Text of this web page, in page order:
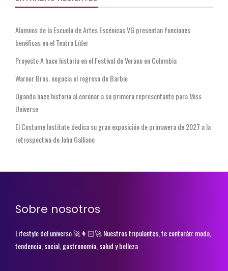
Alumnos de la Escuela de Artes Escénicas VG presentan funciones
benéficas en el Teatro Líder
Proyecto A hace historia en el Festival de Verano en Colombia
Warner Bros. negocia el regreso de Barbie
Uganda hace historia al coronar a su primera representante para Miss
Universe
El Costume Institute dedica su gran exposición de primavera de 2027 a la
retrospectiva de John Galliano
Sobre nosotros
Lifestyle del universo 🚀👩🏻‍🚀 Nuestros tripulantes, te contarán: moda,
tendencia, social, gastronomía, salud y belleza